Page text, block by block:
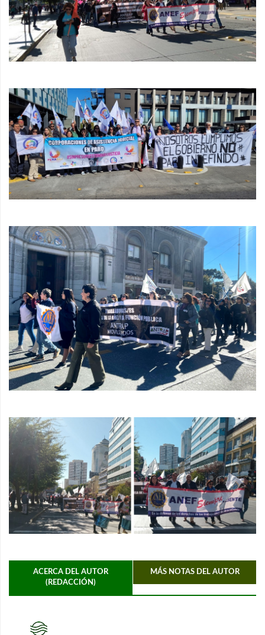
ACERCA DEL AUTOR
(REDACCIÓN)
MÁS NOTAS DEL AUTOR